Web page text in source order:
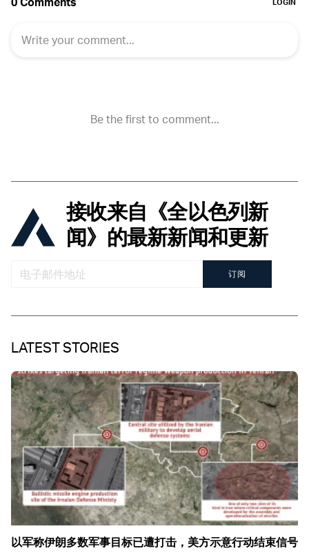
接收来自《全以色列新
闻》的最新新闻和更新
订阅
LATEST STORIES
以军称伊朗多数军事目标已遭打击，美方示意行动结束信号